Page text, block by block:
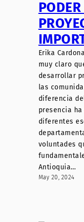
Erika
muy claro
desarrollar
las
diferencia
presencia
diferentes
voluntades
Antioquia…
May 20, 2024